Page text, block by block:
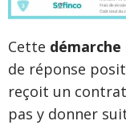
Cette
de réponse
reçoit un
pas y donner